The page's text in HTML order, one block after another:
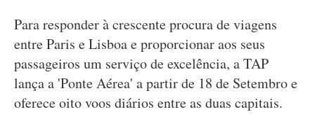
Para responder à crescente procura de viagens
entre Paris e Lisboa e proporcionar aos seus
passageiros um serviço de excelência, a TAP
lança a 'Ponte Aérea' a partir de 18 de Setembro e
oferece oito voos diários entre as duas capitais.